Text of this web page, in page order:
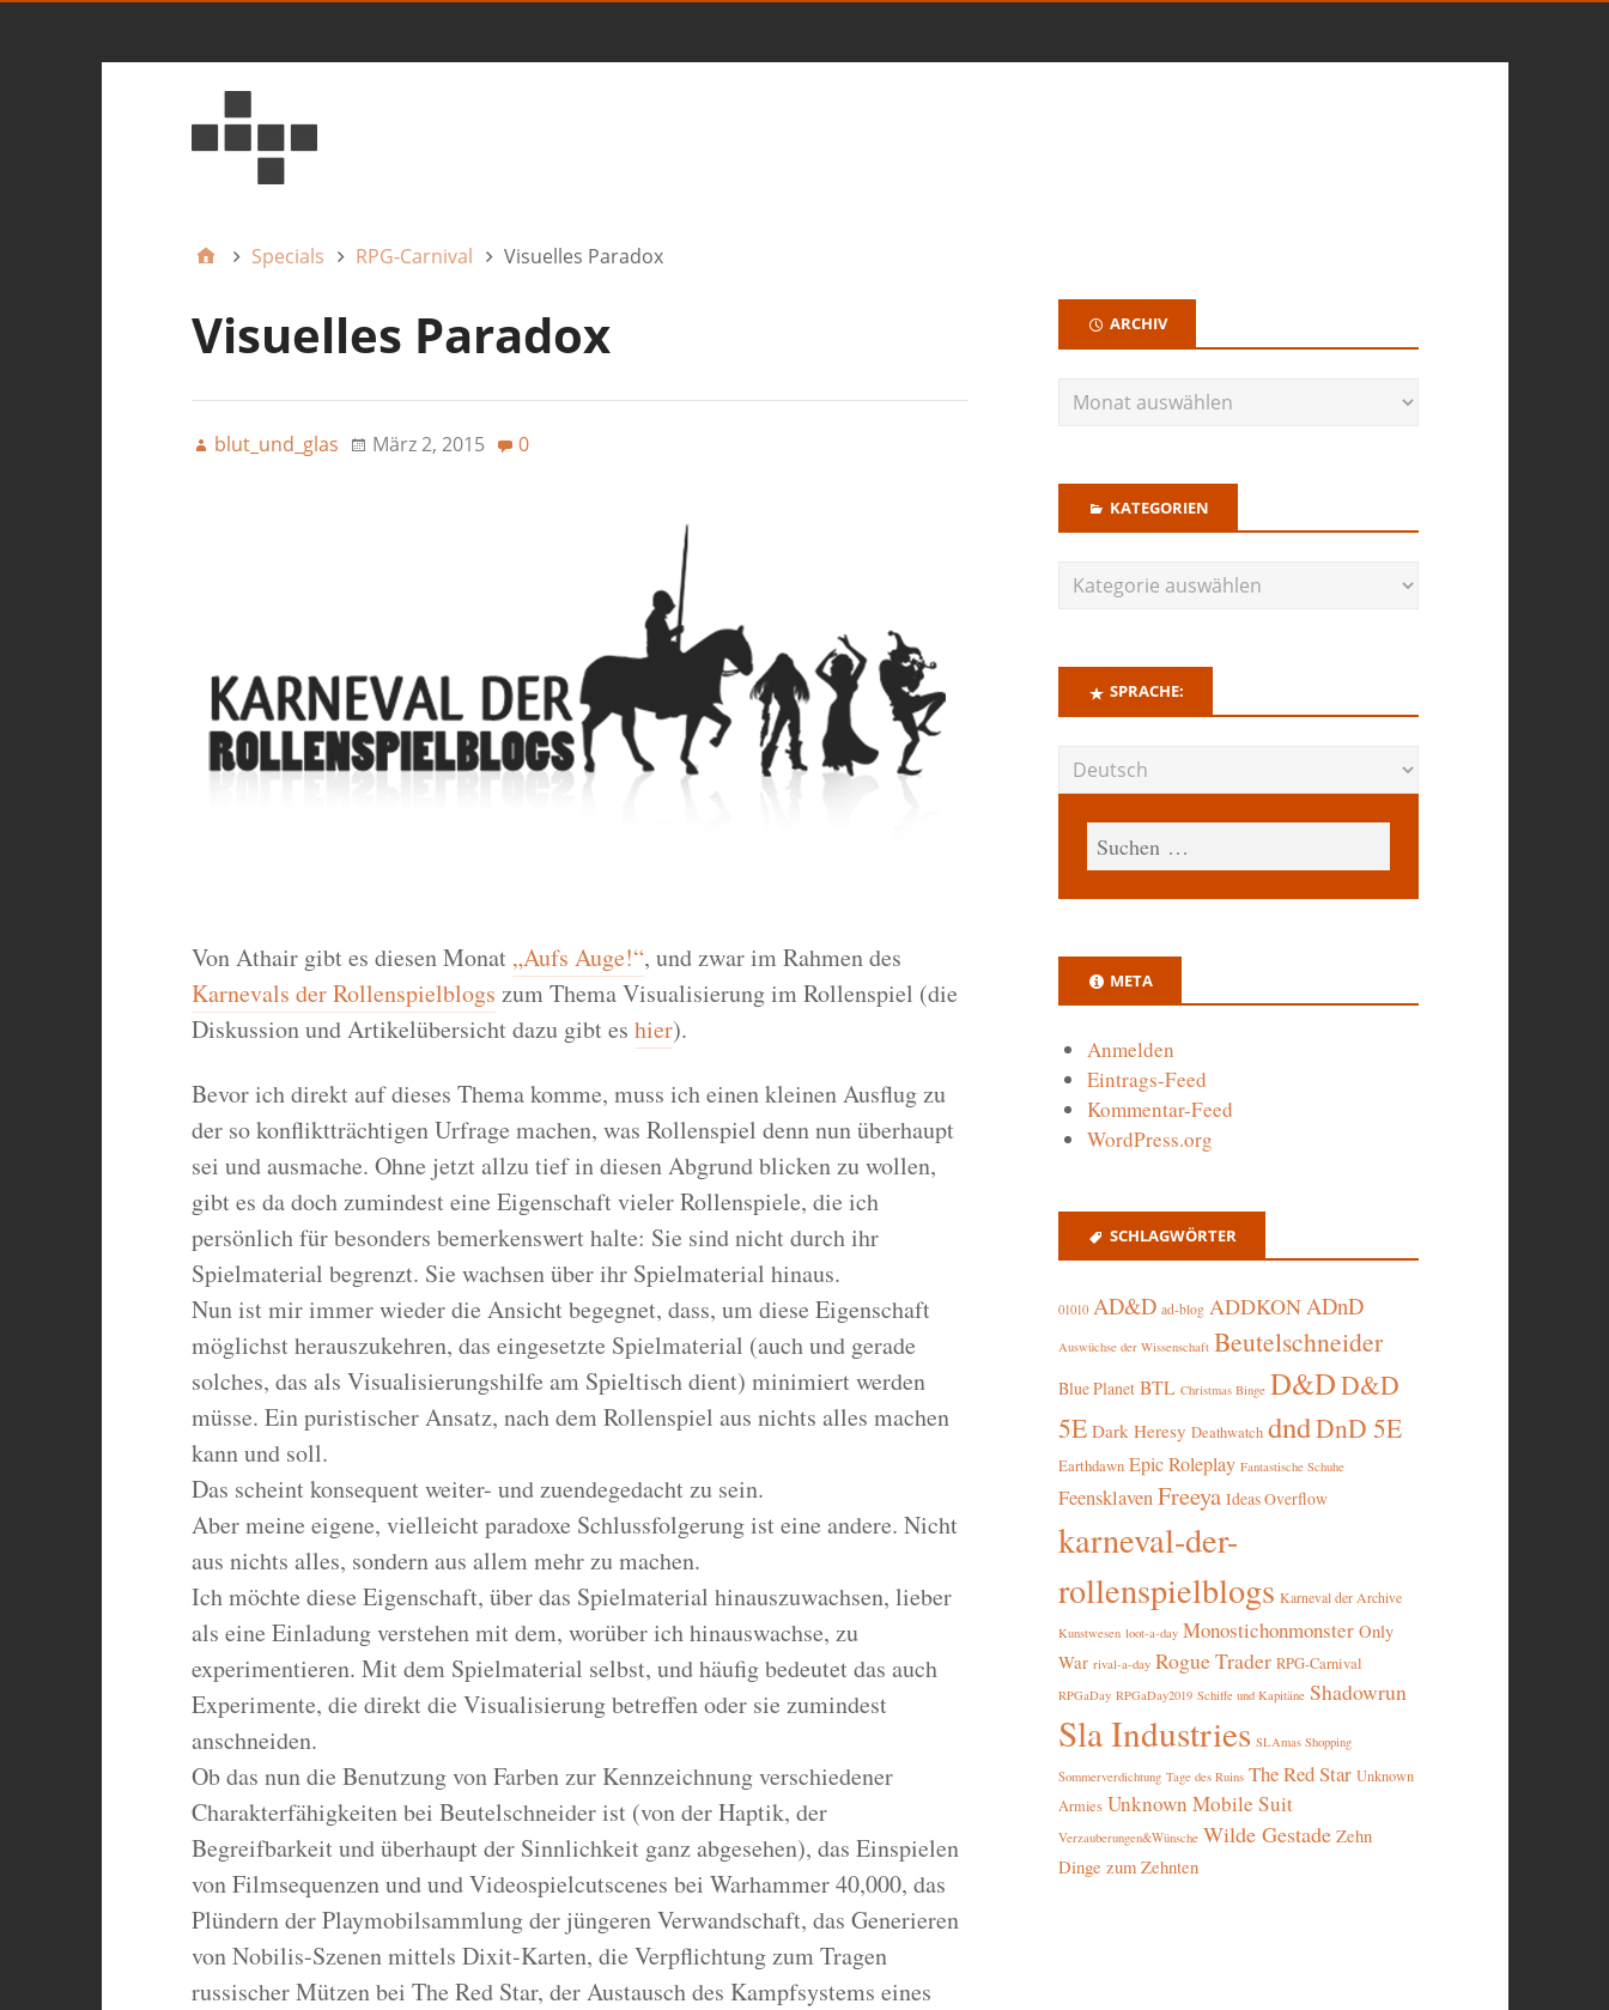
Specials RPG-Carnival Visuelles Paradox
Visuelles Paradox
blut_und_glas März 2, 2015 0
Von Athair gibt es diesen Monat „Aufs Auge!“, und zwar im Rahmen des
Karnevals der Rollenspielblogs zum Thema Visualisierung im Rollenspiel (die
Diskussion und Artikelübersicht dazu gibt es hier).
Bevor ich direkt auf dieses Thema komme, muss ich einen kleinen Ausflug zu
der so konfliktträchtigen Urfrage machen, was Rollenspiel denn nun überhaupt
sei und ausmache. Ohne jetzt allzu tief in diesen Abgrund blicken zu wollen,
gibt es da doch zumindest eine Eigenschaft vieler Rollenspiele, die ich
persönlich für besonders bemerkenswert halte: Sie sind nicht durch ihr
Spielmaterial begrenzt. Sie wachsen über ihr Spielmaterial hinaus.
Nun ist mir immer wieder die Ansicht begegnet, dass, um diese Eigenschaft
möglichst herauszukehren, das eingesetzte Spielmaterial (auch und gerade
solches, das als Visualisierungshilfe am Spieltisch dient) minimiert werden
müsse. Ein puristischer Ansatz, nach dem Rollenspiel aus nichts alles machen
kann und soll.
Das scheint konsequent weiter- und zuendegedacht zu sein.
Aber meine eigene, vielleicht paradoxe Schlussfolgerung ist eine andere. Nicht
aus nichts alles, sondern aus allem mehr zu machen.
Ich möchte diese Eigenschaft, über das Spielmaterial hinauszuwachsen, lieber
als eine Einladung verstehen mit dem, worüber ich hinauswachse, zu
experimentieren. Mit dem Spielmaterial selbst, und häufig bedeutet das auch
Experimente, die direkt die Visualisierung betreffen oder sie zumindest
anschneiden.
Ob das nun die Benutzung von Farben zur Kennzeichnung verschiedener
Charakterfähigkeiten bei Beutelschneider ist (von der Haptik, der
Begreifbarkeit und überhaupt der Sinnlichkeit ganz abgesehen), das Einspielen
von Filmsequenzen und und Videospielcutscenes bei Warhammer 40,000, das
Plündern der Playmobilsammlung der jüngeren Verwandschaft, das Generieren
von Nobilis-Szenen mittels Dixit-Karten, die Verpflichtung zum Tragen
russischer Mützen bei The Red Star, der Austausch des Kampfsystems eines
ARCHIV
KATEGORIEN
SPRACHE:
META
Anmelden
Eintrags-Feed
Kommentar-Feed
WordPress.org
SCHLAGWÖRTER
01010 AD&D ad-blog ADDKONADnD
Auswüchse der Wissenschaft Beutelschneider
Blue Planet BTL Christmas Binge D&DD&D
5E Dark Heresy Deathwatch dndDnD 5E
Earthdawn Epic Roleplay Fantastische Schuhe
Feensklaven Freeya Ideas Overflow
karneval-der-
rollenspielblogs Karneval der Archive
Kunstwesen loot-a-day Monostichonmonster Only
War rival-a-day Rogue Trader RPG-Carnival
RPGaDay RPGaDay2019 Schiffe und Kapitäne Shadowrun
Sla Industries SLAmas Shopping
Sommerverdichtung Tage des Ruins The Red Star Unknown
Armies Unknown Mobile Suit
Verzauberungen&Wünsche Wilde Gestade Zehn
Dinge zum Zehnten